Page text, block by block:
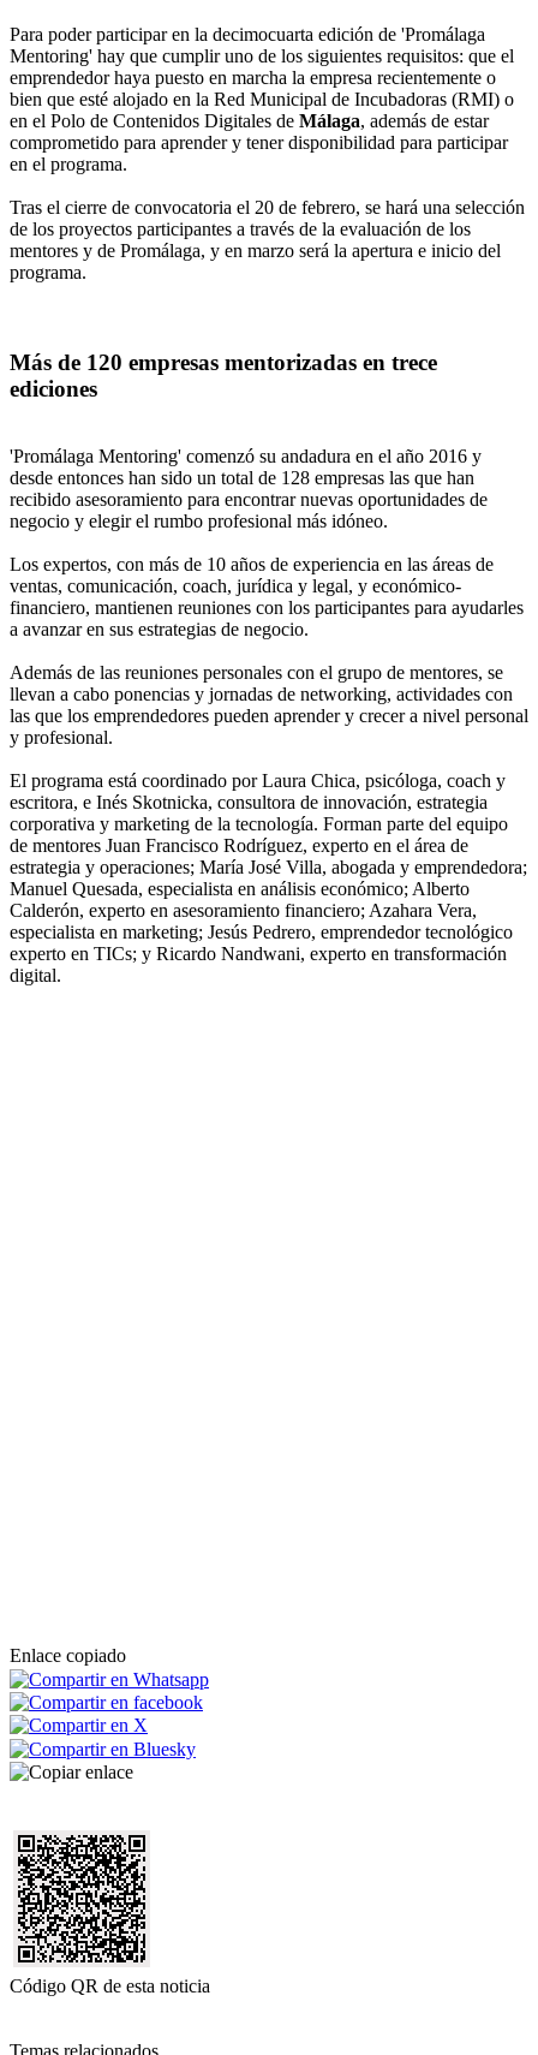
Para poder participar en la decimocuarta edición de 'Promálaga
Mentoring' hay que cumplir uno de los siguientes requisitos: que el
emprendedor haya puesto en marcha la empresa recientemente o
bien que esté alojado en la Red Municipal de Incubadoras (RMI) o
en el Polo de Contenidos Digitales de Málaga, además de estar
comprometido para aprender y tener disponibilidad para participar
en el programa.
Tras el cierre de convocatoria el 20 de febrero, se hará una selección
de los proyectos participantes a través de la evaluación de los
mentores y de Promálaga, y en marzo será la apertura e inicio del
programa.
Más de 120 empresas mentorizadas en trece
ediciones
'Promálaga Mentoring' comenzó su andadura en el año 2016 y
desde entonces han sido un total de 128 empresas las que han
recibido asesoramiento para encontrar nuevas oportunidades de
negocio y elegir el rumbo profesional más idóneo.
Los expertos, con más de 10 años de experiencia en las áreas de
ventas, comunicación, coach, jurídica y legal, y económico-
financiero, mantienen reuniones con los participantes para ayudarles
a avanzar en sus estrategias de negocio.
Además de las reuniones personales con el grupo de mentores, se
llevan a cabo ponencias y jornadas de networking, actividades con
las que los emprendedores pueden aprender y crecer a nivel personal
y profesional.
El programa está coordinado por Laura Chica, psicóloga, coach y
escritora, e Inés Skotnicka, consultora de innovación, estrategia
corporativa y marketing de la tecnología. Forman parte del equipo
de mentores Juan Francisco Rodríguez, experto en el área de
estrategia y operaciones; María José Villa, abogada y emprendedora;
Manuel Quesada, especialista en análisis económico; Alberto
Calderón, experto en asesoramiento financiero; Azahara Vera,
especialista en marketing; Jesús Pedrero, emprendedor tecnológico
experto en TICs; y Ricardo Nandwani, experto en transformación
digital.
Enlace copiado
Código QR de esta noticia
Temas relacionados